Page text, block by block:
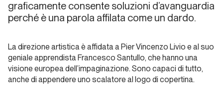
Alp
Dalla
carta
Dalla carta
graficamente consente soluzioni d’avanguardia
perché è una parola affilata come un dardo.
La direzione artistica è affidata a Pier Vincenzo Livio e al suo
geniale apprendista Francesco Santullo, che hanno una
visione europea dell’impaginazione. Sono capaci di tutto,
anche di appendere uno scalatore al logo di copertina.